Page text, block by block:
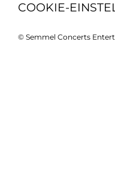
COOKIE-
© Semmel Concerts